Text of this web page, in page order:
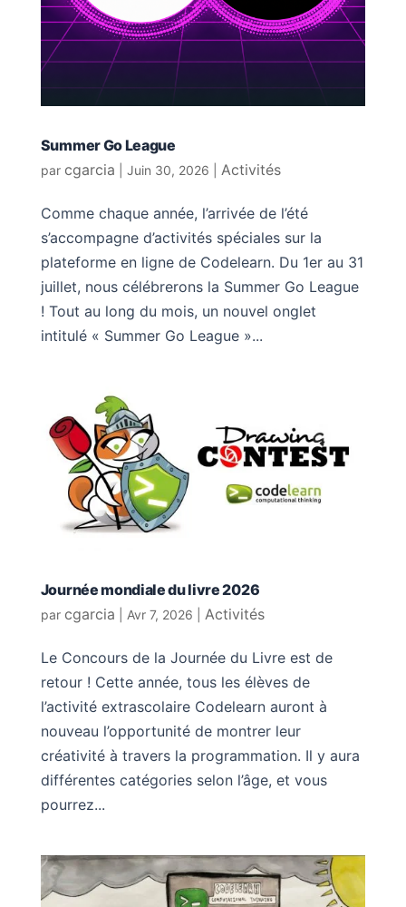
Summer Go League
par cgarcia Juin 30, 2026 Activités
Comme chaque année, l’arrivée de l’été
s’accompagne d’activités spéciales sur la
plateforme en ligne de Codelearn. Du 1er au 31
juillet, nous célébrerons la Summer Go League
! Tout au long du mois, un nouvel onglet
intitulé « Summer Go League »...
Journée mondiale du livre 2026
par cgarcia Avr 7, 2026 Activités
Le Concours de la Journée du Livre est de
retour ! Cette année, tous les élèves de
l’activité extrascolaire Codelearn auront à
nouveau l’opportunité de montrer leur
créativité à travers la programmation. Il y aura
différentes catégories selon l’âge, et vous
pourrez...